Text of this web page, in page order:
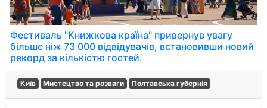
Фестиваль "Книжкова країна" привернув увагу
більше ніж 73 000 відвідувачів, встановивши новий
рекорд за кількістю гостей.
Київ Мистецтво та розваги Полтавська губернія